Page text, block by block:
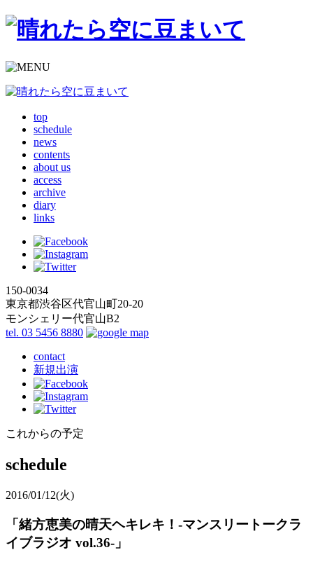
top
schedule
news
contents
about us
access
archive
diary
links
150-0034
東京都渋谷区代官山町20-20
モンシェリー代官山B2
tel. 03 5456 8880
contact
新規出演
これからの予定
schedule
2016/01/12(火)
「緒方恵美の晴天ヘキレキ！-マンスリートークラ
イブラジオ vol.36-」